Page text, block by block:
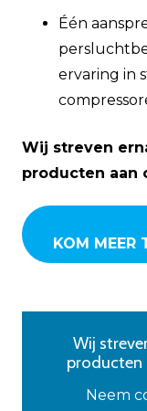
Één
ervaring in
Wij streven
producten aan
KOM MEER
Wij
producten
Neem